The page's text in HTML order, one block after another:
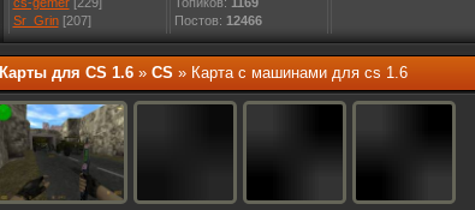
Sr_Grin[207]
Постов: 12466
Карты для CS 1.6 » CS » Карта с машинами для cs 1.6